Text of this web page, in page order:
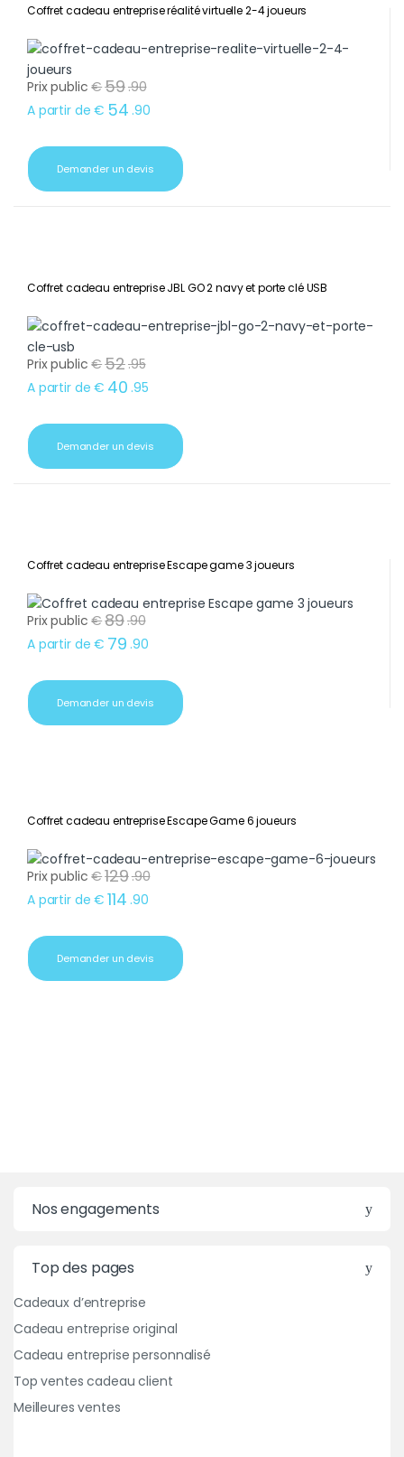
Coffret cadeau entreprise réalité virtuelle 2-4 joueurs
Prix public €59.90
A partir de € 54 .90
Demander un devis
Coffret cadeau entreprise JBL GO 2 navy et porte clé USB
Prix public €52.95
A partir de € 40 .95
Demander un devis
Coffret cadeau entreprise Escape game 3 joueurs
Prix public €89.90
A partir de € 79 .90
Demander un devis
Coffret cadeau entreprise Escape Game 6 joueurs
Prix public €129.90
A partir de € 114 .90
Demander un devis
Nos engagements
Top des pages
Cadeaux d’entreprise
Cadeau entreprise original
Cadeau entreprise personnalisé
Top ventes cadeau client
Meilleures ventes